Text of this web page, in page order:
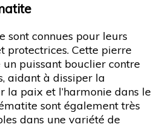
sont connues pour leurs
protectrices. Cette pierre
puissant bouclier contre
aidant à dissiper la
paix et l’harmonie dans le
sont également très
dans une variété de